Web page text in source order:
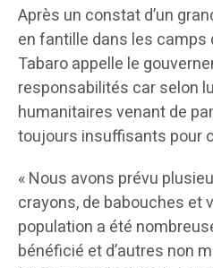
Après un constat d’un
en fantille dans les camps
Tabaro appelle le
responsabilités car selon
humanitaires venant de
toujours insuffisants pour
« Nous avons prévu
crayons, de babouches et
population a été
bénéficié et d’autres non